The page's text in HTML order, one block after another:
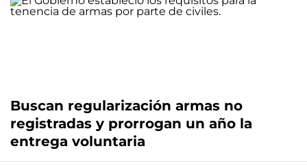
Buscan regularización armas no
registradas y prorrogan un año la
entrega voluntaria